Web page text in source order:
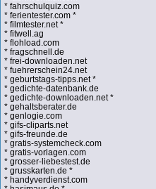
* fahrschulquiz.com
* ferientester.com *
* filmtester.net *
* fitwell.ag
* flohload.com
* fragschnell.de
* frei-downloaden.net
* fuehrerschein24.net
* geburtstags-tipps.net *
* gedichte-datenbank.de
* gedichte-downloaden.net *
* gehaltsberater.de
* genlogie.com
* gifs-cliparts.net
* gifs-freunde.de
* gratis-systemcheck.com
* gratis-vorlagen.com
* grosser-liebestest.de
* grusskarten.de *
* handyverdienst.com